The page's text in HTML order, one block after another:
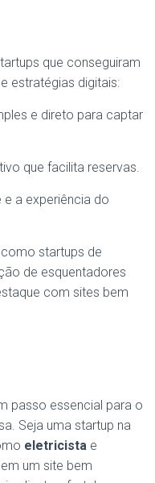
que conseguiram
estratégias digitais:
e direto para captar
que facilita reservas.
e a experiência do
startups de
de esquentadores
com sites bem
passo essencial para o
Seja uma startup na
eletricista e
um site bem